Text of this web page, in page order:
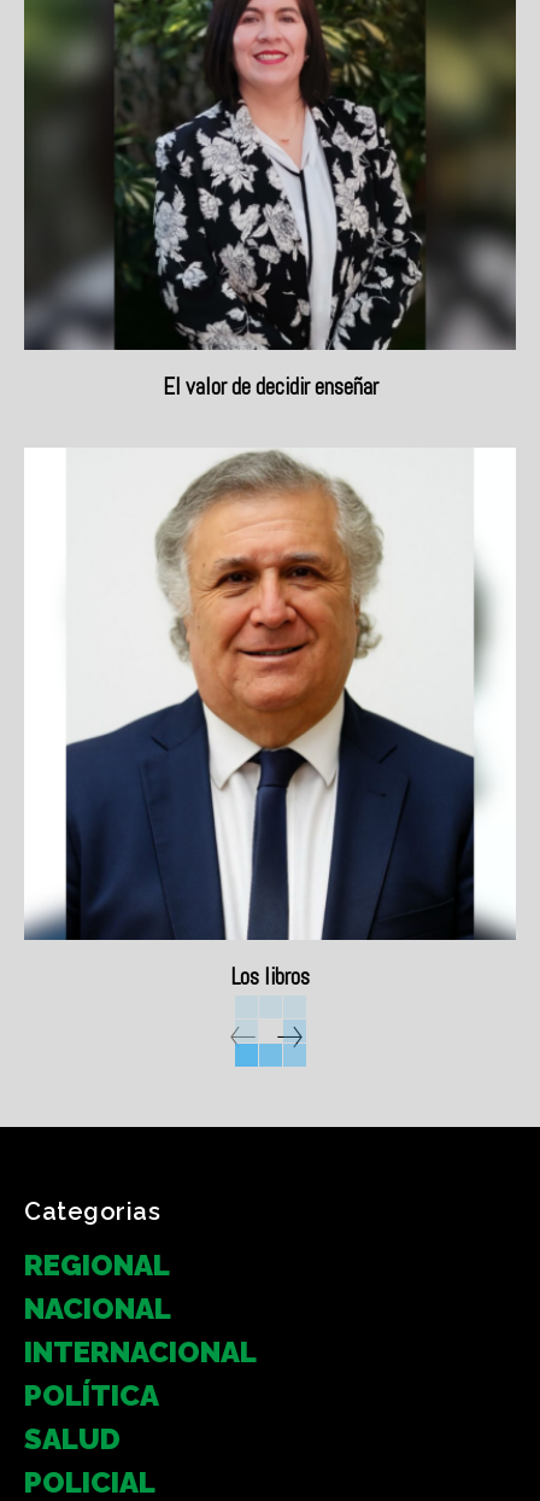
El valor de decidir enseñar
Los libros
Categorias
REGIONAL
NACIONAL
INTERNACIONAL
POLÍTICA
SALUD
POLICIAL